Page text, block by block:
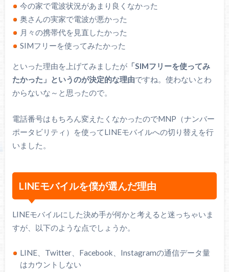
今の家で電波状況があまり良くなかった
奥さんの実家で電波が悪かった
月々の携帯代を見直したかった
SIMフリーを使ってみたかった
といった理由を上げてみましたが「SIMフリーを使ってみ
たかった」というのが決定的な理由ですね。使わないとわ
からないな～と思ったので。
電話番号はもちろん変えたくなかったのでMNP（ナンバー
ポータビリティ）を使ってLINEモバイルへの切り替えを行
いました。
LINEモバイルを僕が選んだ理由
LINEモバイルにした決め手が何かと考えると迷っちゃいま
すが、以下のような点でしょうか。
LINE、Twitter、Facebook、Instagramの通信データ量
はカウントしない